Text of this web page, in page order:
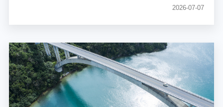
2026-07-07